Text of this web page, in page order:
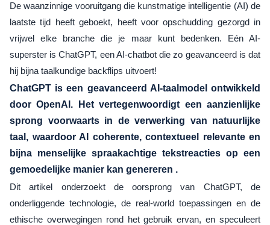
De waanzinnige vooruitgang die kunstmatige intelligentie (AI) de
laatste tijd heeft geboekt, heeft voor opschudding gezorgd in
vrijwel elke branche die je maar kunt bedenken. Eén AI-
superster is ChatGPT, een AI-chatbot die zo geavanceerd is dat
hij bijna taalkundige backflips uitvoert!
ChatGPT is een geavanceerd AI-taalmodel ontwikkeld
door OpenAI.
Het vertegenwoordigt een aanzienlijke
sprong voorwaarts in de verwerking van natuurlijke
taal, waardoor AI coherente, contextueel relevante en
bijna menselijke spraakachtige tekstreacties op een
gemoedelijke manier kan genereren .
Dit artikel onderzoekt de oorsprong van ChatGPT, de
onderliggende technologie, de real-world toepassingen en de
ethische overwegingen rond het gebruik ervan, en speculeert